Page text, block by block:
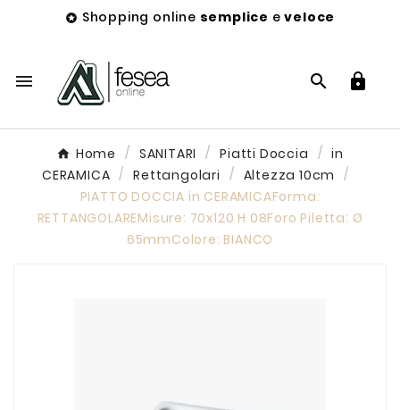
 Shopping online semplice eveloce
  
Home SANITARI Piatti Doccia
in
CERAMICA
Rettangolari
Altezza 10cm
PIATTO DOCCIA in CERAMICAForma:
RETTANGOLAREMisure: 70x120 H 08Foro Piletta: Ø
65mmColore: BIANCO